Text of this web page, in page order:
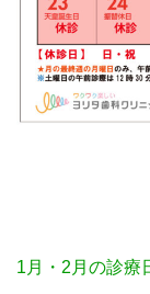
1月・2月の診療